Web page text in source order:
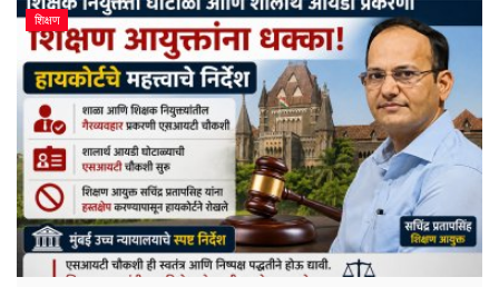
शिक्षण
स्पर्धा परीक्षा
युथ
संशोधन /लेख
शहर
शिक्षण